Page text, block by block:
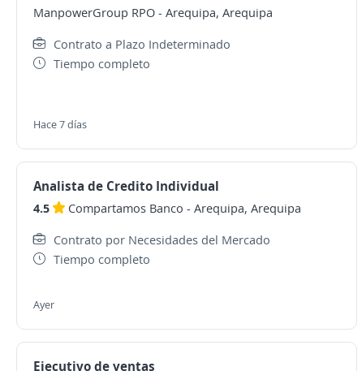
ManpowerGroup RPO - Arequipa, Arequipa
Contrato a Plazo Indeterminado
Tiempo completo
Hace 7 días
Analista de Credito Individual
4.5 Compartamos Banco - Arequipa, Arequipa
Contrato por Necesidades del Mercado
Tiempo completo
Ayer
Ejecutivo de ventas